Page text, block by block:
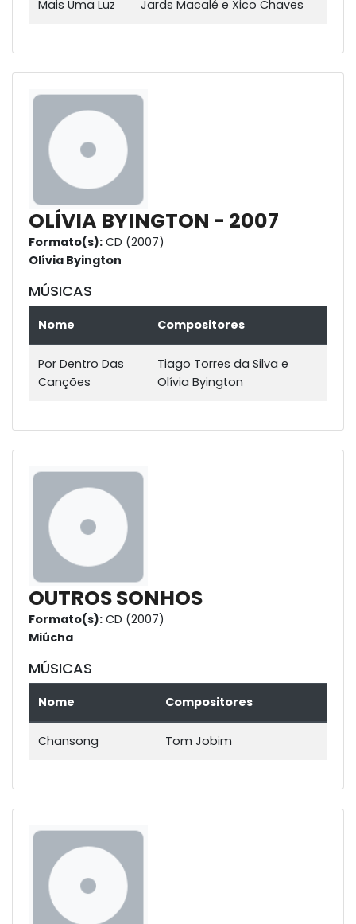
Mais Uma Luz Jards Macalé e Xico Chaves
OLÍVIA BYINGTON - 2007
Formato(s): CD (2007)
Olívia Byington
MÚSICAS
Nome Compositores
Por Dentro Das
Canções
Tiago Torres da Silva e
Olívia Byington
OUTROS SONHOS
Formato(s): CD (2007)
Miúcha
MÚSICAS
Nome Compositores
Chansong Tom Jobim